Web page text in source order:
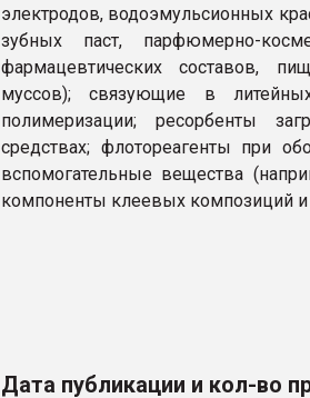
электродов, водоэмульсионных
зубных паст, парфюмерно-
фармацевтических составов,
муссов); связующие в
полимеризации; ресорбенты
средствах; флотореагенты при
вспомогательные вещества
компоненты клеевых композиций и
Дата публикации и кол-во